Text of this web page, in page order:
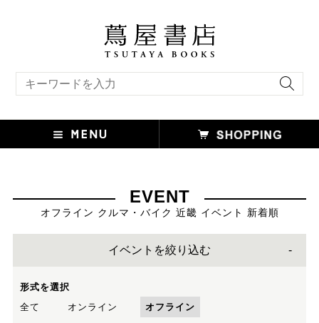
EVENT
オフライン クルマ・バイク 近畿 イベント 新着順
イベントを絞り込む
形式を選択
全て
オンライン オフライン